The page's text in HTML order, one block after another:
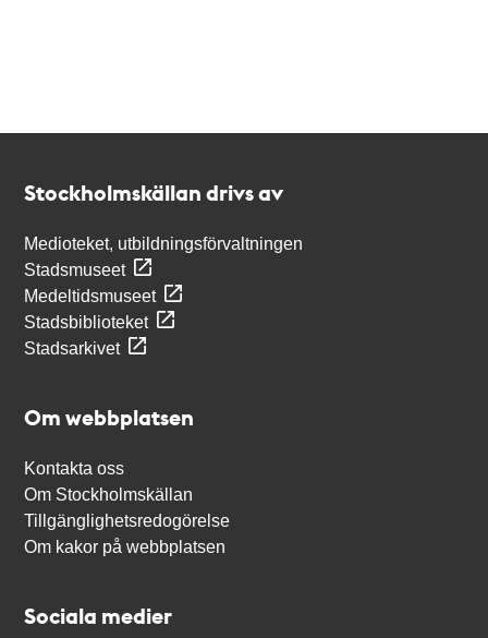
Stockholmskällan drivs av
Medioteket, utbildningsförvaltningen
Stadsmuseet
Medeltidsmuseet
Stadsbiblioteket
Stadsarkivet
Om webbplatsen
Kontakta oss
Om Stockholmskällan
Tillgänglighetsredogörelse
Om kakor på webbplatsen
Sociala medier